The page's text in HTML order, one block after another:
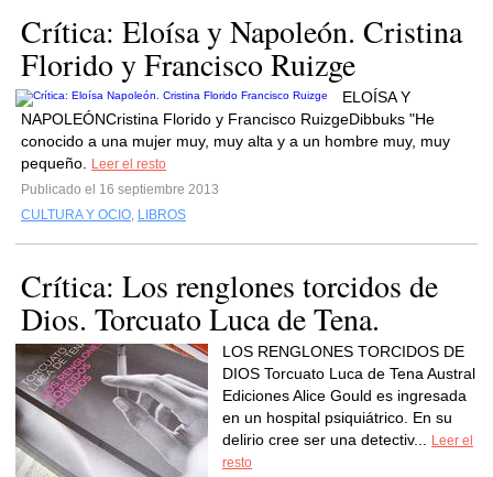
Crítica: Eloísa y Napoleón. Cristina
Florido y Francisco Ruizge
ELOÍSA Y
NAPOLEÓNCristina Florido y Francisco RuizgeDibbuks "He
conocido a una mujer muy, muy alta y a un hombre muy, muy
pequeño.
Leer el resto
Publicado el 16 septiembre 2013
CULTURA Y OCIO, LIBROS
Crítica: Los renglones torcidos de
Dios. Torcuato Luca de Tena.
LOS RENGLONES TORCIDOS DE
DIOS Torcuato Luca de Tena Austral
Ediciones Alice Gould es ingresada
en un hospital psiquiátrico. En su
delirio cree ser una detectiv...
Leer el
resto